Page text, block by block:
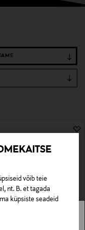
võib teie
nt. B. et tagada
küpsiste seadeid